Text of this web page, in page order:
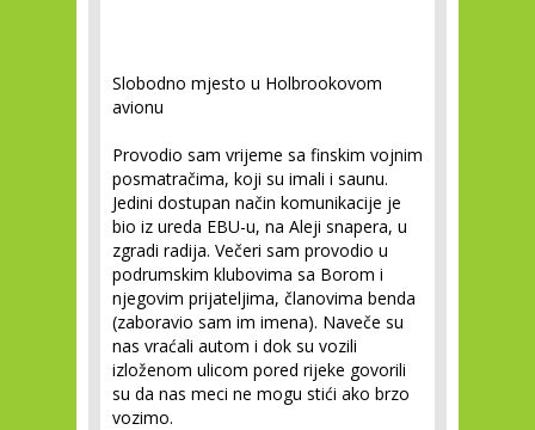
Slobodno mjesto u Holbrookovom
avionu
Provodio sam vrijeme sa finskim vojnim
posmatračima, koji su imali i saunu.
Jedini dostupan način komunikacije je
bio iz ureda EBU-u, na Aleji snapera, u
zgradi radija. Večeri sam provodio u
podrumskim klubovima sa Borom i
njegovim prijateljima, članovima benda
(zaboravio sam im imena). Naveče su
nas vraćali autom i dok su vozili
izloženom ulicom pored rijeke govorili
su da nas meci ne mogu stići ako brzo
vozimo.